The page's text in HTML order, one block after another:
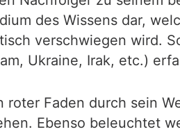
des Wissens dar,
verschwiegen wird.
Ukraine, Irak, etc.)
Faden durch sein
Ebenso beleuchtet